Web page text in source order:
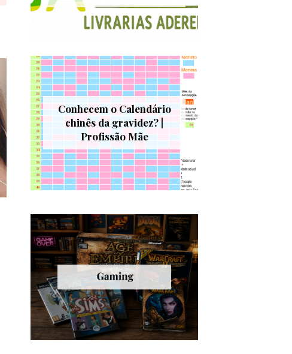
Conhecem o Calendário
chinês da gravidez? |
Profissão Mãe